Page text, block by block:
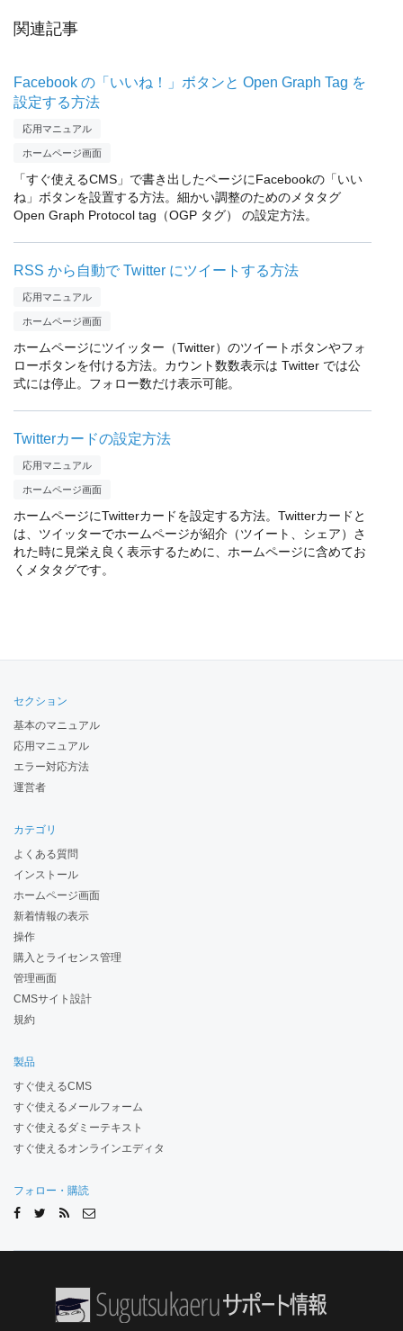
関連記事
Facebook の「いいね！」ボタンと Open Graph Tag を
設定する方法
応用マニュアル
ホームページ画面
「すぐ使えるCMS」で書き出したページにFacebookの「いい
ね」ボタンを設置する方法。細かい調整のためのメタタグ
Open Graph Protocol tag（OGP タグ） の設定方法。
RSS から自動で Twitter にツイートする方法
応用マニュアル
ホームページ画面
ホームページにツイッター（Twitter）のツイートボタンやフォ
ローボタンを付ける方法。カウント数数表示は Twitter では公
式には停止。フォロー数だけ表示可能。
Twitterカードの設定方法
応用マニュアル
ホームページ画面
ホームページにTwitterカードを設定する方法。Twitterカードと
は、ツイッターでホームページが紹介（ツイート、シェア）さ
れた時に見栄え良く表示するために、ホームページに含めてお
くメタタグです。
セクション
基本のマニュアル
応用マニュアル
エラー対応方法
運営者
カテゴリ
よくある質問
インストール
ホームページ画面
新着情報の表示
操作
購入とライセンス管理
管理画面
CMSサイト設計
規約
製品
すぐ使えるCMS
すぐ使えるメールフォーム
すぐ使えるダミーテキスト
すぐ使えるオンラインエディタ
フォロー・購読